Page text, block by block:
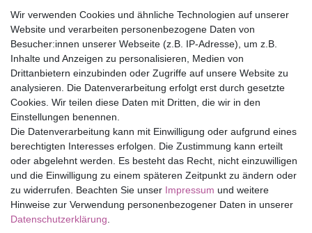
30 Tage Rückgaberecht
Versandfrei ab 75 € in Deutschland
Top Marken
Eduplay
Folia Bringmann
Shop
Mein Konto
Service
Versandkosten
Wir verwenden Cookies und ähnliche Technologien auf unserer
Website und verarbeiten personenbezogene Daten von
Besucher:innen unserer Webseite (z.B. IP-Adresse), um z.B.
Inhalte und Anzeigen zu personalisieren, Medien von
Drittanbietern einzubinden oder Zugriffe auf unsere Website zu
analysieren. Die Datenverarbeitung erfolgt erst durch gesetzte
Cookies. Wir teilen diese Daten mit Dritten, die wir in den
Einstellungen benennen.
Die Datenverarbeitung kann mit Einwilligung oder aufgrund eines
berechtigten Interesses erfolgen. Die Zustimmung kann erteilt
oder abgelehnt werden. Es besteht das Recht, nicht einzuwilligen
und die Einwilligung zu einem späteren Zeitpunkt zu ändern oder
zu widerrufen. Beachten Sie unser Impressum und weitere
Hinweise zur Verwendung personenbezogener Daten in unserer
Daten­schutz­erklärung